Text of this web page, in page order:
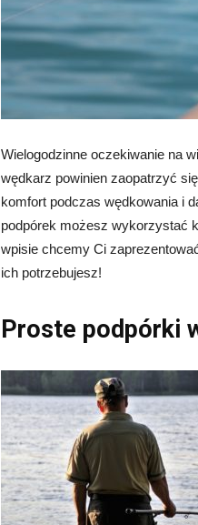
Wielogodzinne oczekiwanie na
wędkarz powinien zaopatrzyć
komfort podczas wędkowania i
podpórek możesz wykorzystać
wpisie chcemy Ci
ich potrzebujesz!
Proste podpórki